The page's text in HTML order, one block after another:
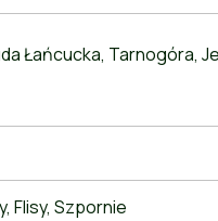
Łańcucka, Tarnogóra,
Flisy, Szpornie